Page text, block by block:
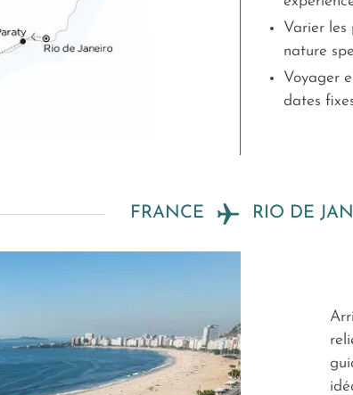
Varier les
nature
Voyager
dates
FRANCE RIO DE